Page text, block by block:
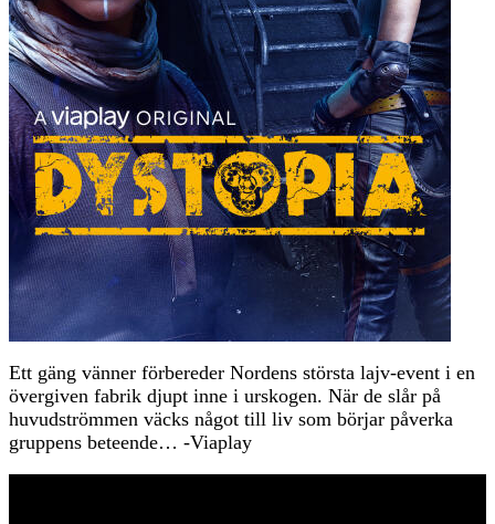
Ett gäng vänner förbereder Nordens största lajv-event i en
övergiven fabrik djupt inne i urskogen. När de slår på
huvudströmmen väcks något till liv som börjar påverka
gruppens beteende… -Viaplay